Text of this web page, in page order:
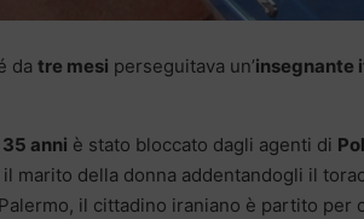
da tre mesi perseguitava un’insegnante
35 anni è stato bloccato dagli agenti di
il marito della donna addentandogli il
il cittadino iraniano è partito per